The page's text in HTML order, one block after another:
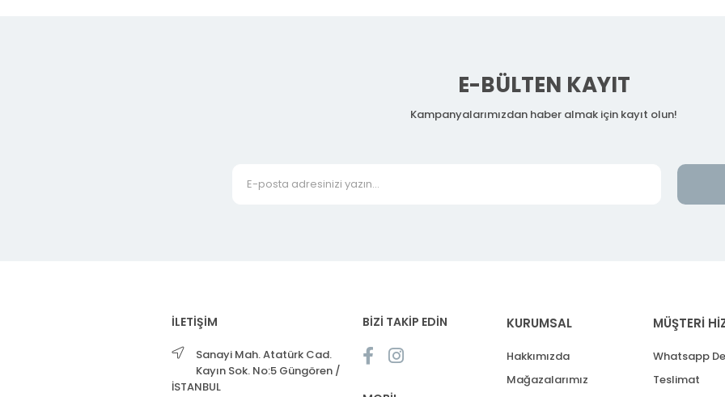
E-BÜLTEN KAYIT
Kampanyalarımızdan haber almak için kayıt olun!
İLETİŞİM
Sanayi Mah. Atatürk Cad.
Kayın Sok. No:5 Güngören /
İSTANBUL
BİZİ TAKİP EDİN KURUMSAL
Hakkımızda
Mağazalarımız
MÜŞTERİ
Whatsapp
Teslimat